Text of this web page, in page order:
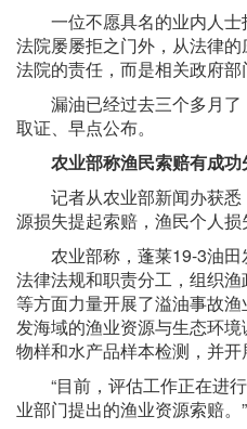
一位不愿具名的业内人士
法院屡屡拒之门外，从法律
法院的责任，而是相关政府部
漏油已经过去三个多月
取证、早点公布。
农业部称渔民索赔有成功
记者从农业部新闻办获
源损失提起索赔，渔民个人损
农业部称，蓬莱19-3油
法律法规和职责分工，组织
等方面力量开展了溢油事故
发海域的渔业资源与生态环
物样和水产品样本检测，并开
“目前，评估工作正在进
业部门提出的渔业资源索赔。”